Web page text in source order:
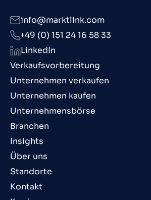
Verkaufsvorbereitung
Unternehmen verkaufen
Unternehmen kaufen
Unternehmensbörse
Branchen
Insights
Über uns
Standorte
Kontakt
info@marktlink.com
+49 (0) 151 24 16 58 33
LinkedIn